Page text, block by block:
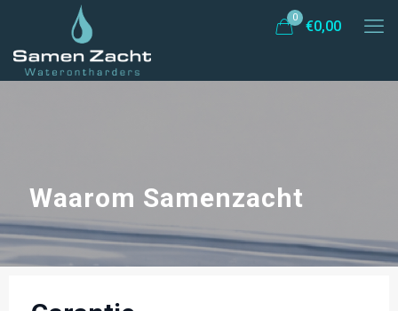
0
€0,00
Waarom Samenzacht